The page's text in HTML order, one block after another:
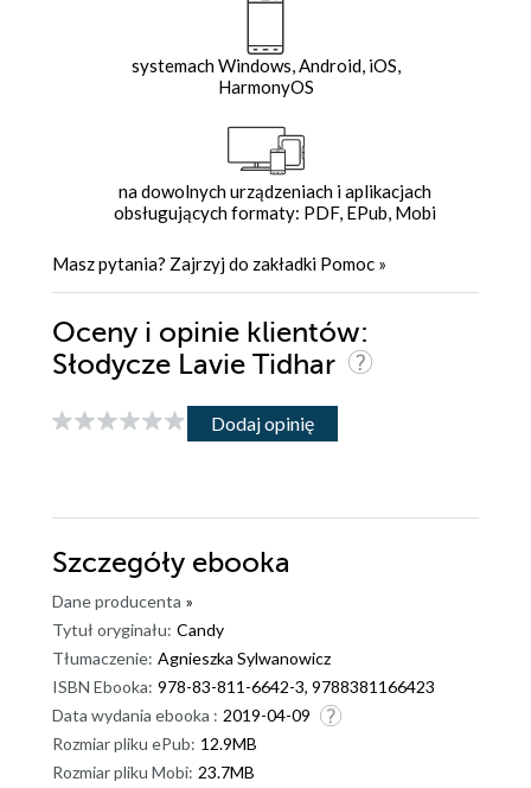
systemach Windows, Android, iOS,
HarmonyOS
na dowolnych urządzeniach i aplikacjach
obsługujących formaty: PDF, EPub, Mobi
Masz pytania? Zajrzyj do zakładki Pomoc »
Oceny i opinie klientów:
Słodycze Lavie Tidhar
Dodaj opinię
Szczegóły ebooka
Dane producenta »
Tytuł oryginału: Candy
Tłumaczenie: Agnieszka Sylwanowicz
ISBN Ebooka: 978-83-811-6642-3, 9788381166423
Data wydania ebooka : 2019-04-09
Rozmiar pliku ePub: 12.9MB
Rozmiar pliku Mobi: 23.7MB